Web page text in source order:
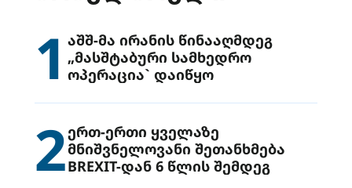
1 აშშ-მა ირანის წინააღმდეგ
„მასშტაბური სამხედრო
ოპერაცია` დაიწყო
2ერთ-ერთი ყველაზე
მნიშვნელოვანი შეთანხმება
BREXIT-დან 6 წლის შემდეგ